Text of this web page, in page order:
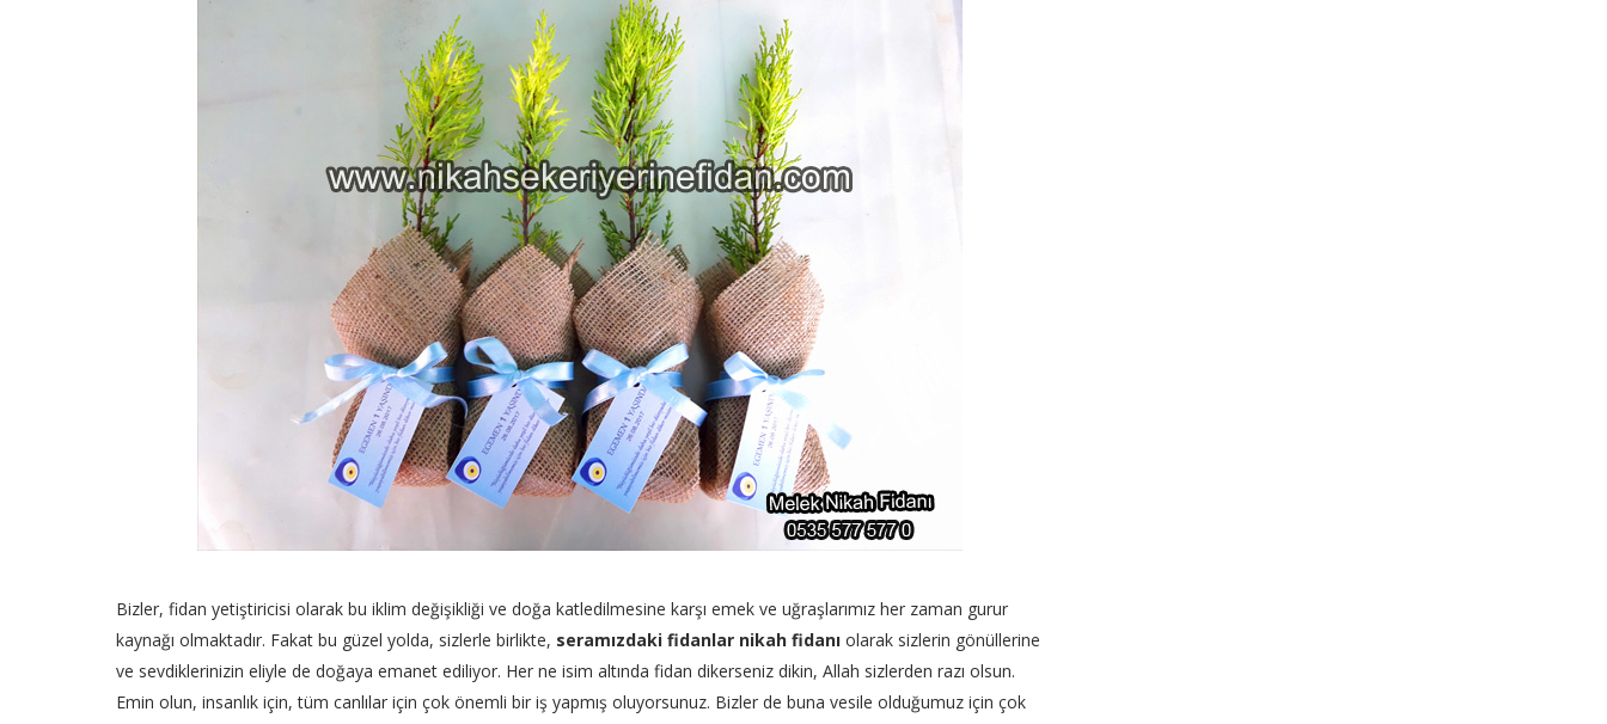
Bizler, fidan yetiştiricisi olarak bu iklim değişikliği ve doğa katledilmesine karşı emek ve uğraşlarımız her zaman gurur
kaynağı olmaktadır. Fakat bu güzel yolda, sizlerle birlikte, seramızdaki fidanlar nikah fidanı olarak sizlerin gönüllerine
ve sevdiklerinizin eliyle de doğaya emanet ediliyor. Her ne isim altında fidan dikerseniz dikin, Allah sizlerden razı olsun.
Emin olun, insanlık için, tüm canlılar için çok önemli bir iş yapmış oluyorsunuz. Bizler de buna vesile olduğumuz için çok